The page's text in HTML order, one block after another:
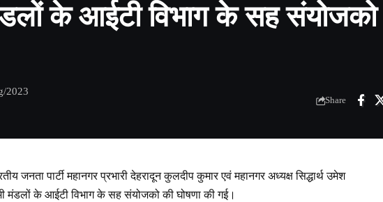
के आईटी विभाग के सह संयोजको
2023
Share
जनता पार्टी महानगर प्रभारी देहरादून कुलदीप कुमार एवं महानगर अध्यक्ष सिद्धार्थ उमेश
मंडलों के आईटी विभाग के सह संयोजको की घोषणा की गई।